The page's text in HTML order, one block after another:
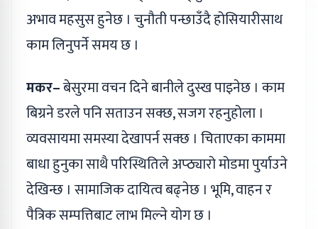
अभाव महसुस हुनेछ । चुनौती पन्छाउँदै होसियारीसाथ
काम लिनुपर्ने समय छ ।
मकर–बेसुरमा वचन दिने बानीले दुस्ख पाइनेछ । काम
बिग्रने डरले पनि सताउन सक्छ, सजग रहनुहोला ।
व्यवसायमा समस्या देखापर्न सक्छ । चिताएका काममा
बाधा हुनुका साथै परिस्थितिले अप्ठ्यारो मोडमा पुर्याउने
देखिन्छ । सामाजिक दायित्व बढ्नेछ । भूमि, वाहन र
पैत्रिक सम्पत्तिबाट लाभ मिल्ने योग छ ।